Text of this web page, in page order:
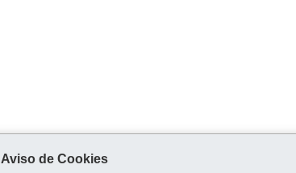
Aviso de Cookies